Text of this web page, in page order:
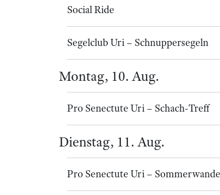
Social Ride
Segelclub Uri – Schnuppersegeln
Montag, 10. Aug.
Pro Senectute Uri – Schach-Treff
Dienstag, 11. Aug.
Pro Senectute Uri –